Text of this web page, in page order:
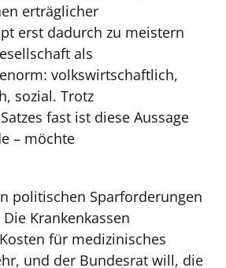
erträglicher
erst dadurch zu meistern
als
volkswirtschaftlich,
sozial. Trotz
fast ist diese Aussage
– möchte
politischen Sparforderungen
Krankenkassen
für medizinisches
und der Bundesrat will, die